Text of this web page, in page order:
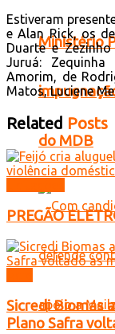
Ministério
do MDB
Estiveram
e Alan Rick, os
Duarte e
Juruá:
Amorim, de
Matos, Luciene
Related Posts
PREGÃO
Sicredi Biomas
Plano Safra